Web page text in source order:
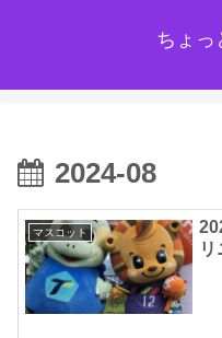
ちょっ
2024-08
マスコット